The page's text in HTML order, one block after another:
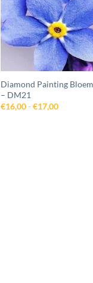
Diamond Painting
– DM21
€16,00-€17,00